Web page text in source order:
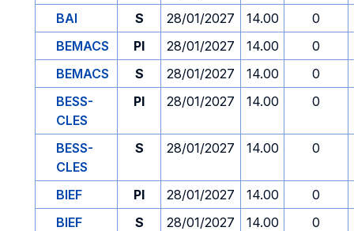
BAI
S 28/01/2027 14.00
0
BEMACS
PI 28/01/2027 14.00
0
BEMACS
S 28/01/2027 14.00
0
BESS-
CLES
PI 28/01/2027 14.00 0
BESS-
CLES
S 28/01/2027 14.00 0
BIEF PI 28/01/2027 14.00
0
BIEF
S 28/01/2027 14.00
0